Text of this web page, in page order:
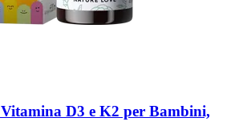
Vitamina D3 e K2 per Bambini,